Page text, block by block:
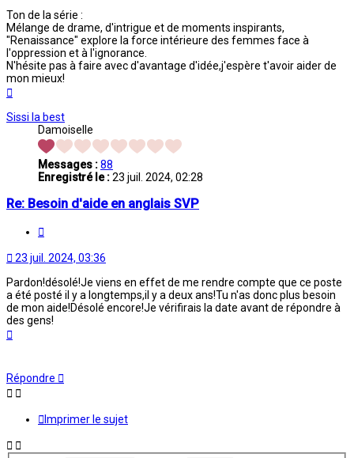
Ton de la série :
Mélange de drame, d'intrigue et de moments inspirants,
"Renaissance" explore la force intérieure des femmes face à
l'oppression et à l'ignorance.
N'hésite pas à faire avec d'avantage d'idée,j'espère t'avoir aider de
mon mieux!
Sissi la best
Damoiselle
Messages :88
Enregistré le :23 juil. 2024, 02:28
Re: Besoin d'aide en anglais SVP
23 juil. 2024, 03:36
Pardon!désolé!Je viens en effet de me rendre compte que ce poste
a été posté il y a longtemps,il y a deux ans!Tu n'as donc plus besoin
de mon aide!Désolé encore!Je vérifirais la date avant de répondre à
des gens!
Répondre
Imprimer le sujet